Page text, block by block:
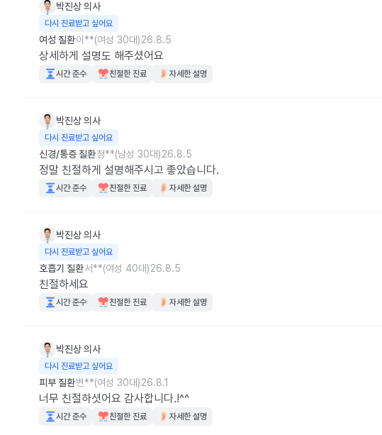
박진상의사
다시 진료받고 싶어요
여성 질환이**(여성 30대)26.8.5
상세하게 설명도 해주셨어요
시간 준수 친절한 진료 자세한 설명
박진상의사
다시 진료받고 싶어요
신경/통증 질환정**(남성 30대)26.8.5
정말 친절하게 설명해주시고 좋았습니다.
시간 준수 친절한 진료 자세한 설명
박진상의사
다시 진료받고 싶어요
호흡기 질환서**(여성 40대)26.8.5
친절하세요
시간 준수 친절한 진료 자세한 설명
박진상의사
다시 진료받고 싶어요
피부 질환변**(여성 30대)26.8.1
너무 친절하셧어요 감사합니다.!^^
시간 준수 친절한 진료 자세한 설명